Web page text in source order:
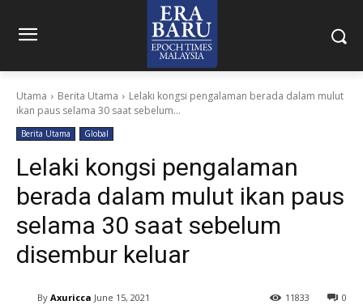
Utama Berita Utama
Lelaki kongsi pengalaman berada dalam mulut
ikan paus selama 30 saat sebelum...
Berita Utama Global
Lelaki kongsi pengalaman
berada dalam mulut ikan paus
selama 30 saat sebelum
disembur keluar
By Axuricca June 15, 2021 0
11833